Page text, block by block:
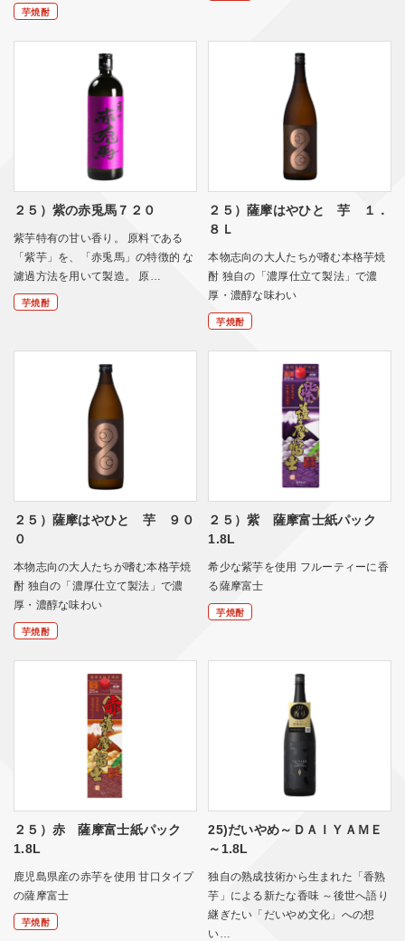
芋焼酎
２５）紫の赤兎馬７２０
紫芋特有の甘い香り。 原料である
「紫芋」を、「赤兎馬」の特徴的 な
濾過方法を用いて製造。 原…
芋焼酎
２５）薩摩はやひと 芋 １．
８Ｌ
本物志向の大人たちが嗜む本格芋焼
酎 独自の「濃厚仕立て製法」で濃
厚・濃醇な味わい
芋焼酎
２５）薩摩はやひと 芋 ９０
０
本物志向の大人たちが嗜む本格芋焼
酎 独自の「濃厚仕立て製法」で濃
厚・濃醇な味わい
芋焼酎
２５）紫 薩摩富士紙パック
1.8L
希少な紫芋を使用 フルーティーに香
る薩摩富士
芋焼酎
２５）赤 薩摩富士紙パック
1.8L
鹿児島県産の赤芋を使用 甘口タイプ
の薩摩富士
芋焼酎
25)だいやめ～ＤＡＩＹＡＭＥ
～1.8L
独自の熟成技術から生まれた「香熟
芋」による新たな香味 ～後世へ語り
継ぎたい「だいやめ文化」への想
い…